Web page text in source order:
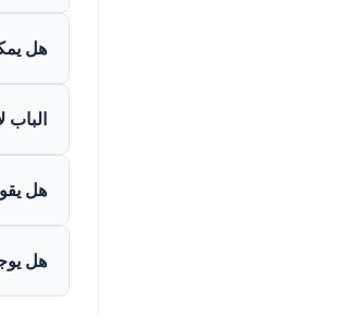
يُرجى
هل
خاصة
الباب
في
هل
فقد
هل